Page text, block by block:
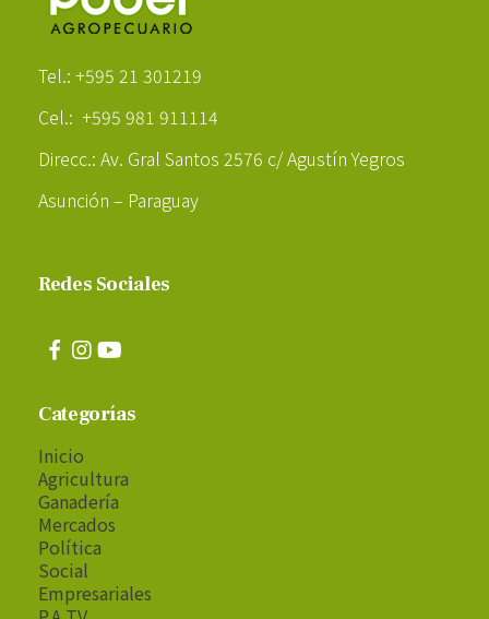
Tel.: +595 21 301219
Cel.: +595 981 911114
Direcc.: Av. Gral Santos 2576 c/ Agustín Yegros
Asunción – Paraguay
Redes Sociales
Categorías
Inicio
Agricultura
Ganadería
Mercados
Política
Social
Empresariales